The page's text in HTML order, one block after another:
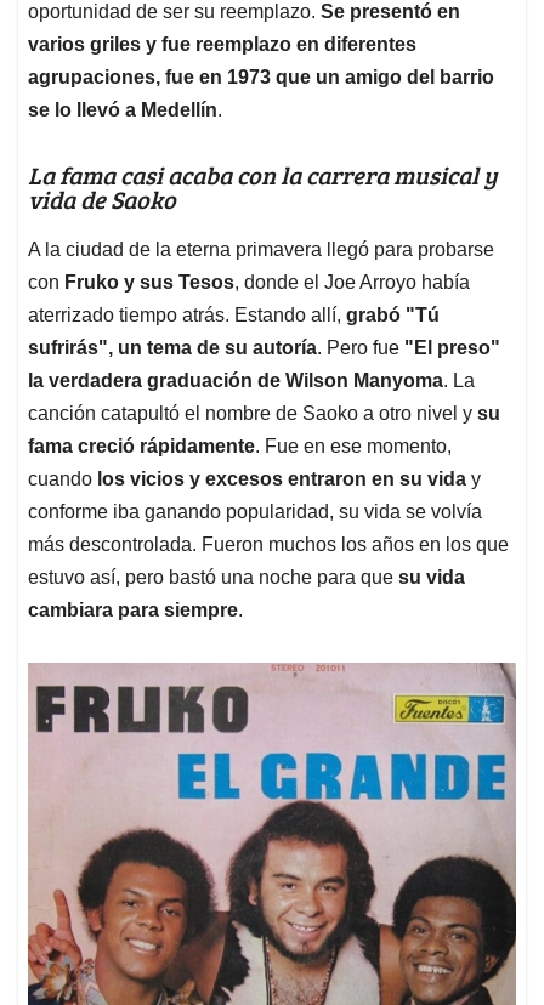
oportunidad de ser su reemplazo. Se presentó en
varios griles y fue reemplazo en diferentes
agrupaciones, fue en 1973 que un amigo del barrio
se lo llevó a Medellín.
La fama casi acaba con la carrera musical y
vida de Saoko
A la ciudad de la eterna primavera llegó para probarse
con Fruko y sus Tesos, donde el Joe Arroyo había
aterrizado tiempo atrás. Estando allí, grabó "Tú
sufrirás", un tema de su autoría. Pero fue "El preso"
la verdadera graduación de Wilson Manyoma. La
canción catapultó el nombre de Saoko a otro nivel y su
fama creció rápidamente. Fue en ese momento,
cuando los vicios y excesos entraron en su vida y
conforme iba ganando popularidad, su vida se volvía
más descontrolada. Fueron muchos los años en los que
estuvo así, pero bastó una noche para que su vida
cambiara para siempre.